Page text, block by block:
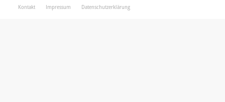
Kontakt
Impressum Datenschutzerklärung